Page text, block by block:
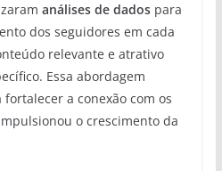
análises de dadospara
dos seguidores em cada
relevante e atrativo
Essa abordagem
a conexão com os
o crescimento da